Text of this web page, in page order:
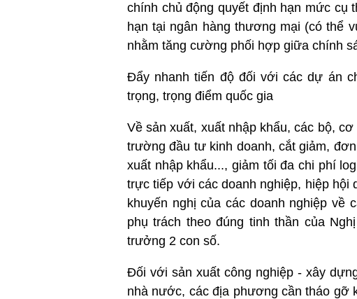
chính chủ động quyết định hạn mức
hạn tại ngân hàng thương mại (có thể
nhằm tăng cường phối hợp giữa chính
Đẩy nhanh tiến độ đối với các dự án
trọng, trọng điểm quốc gia
Về sản xuất, xuất nhập khẩu, các bộ,
trường đầu tư kinh doanh, cắt giảm,
xuất nhập khẩu..., giảm tối đa chi phí
trực tiếp với các doanh nghiệp, hiệp hội
khuyến nghị của các doanh nghiệp
phụ trách theo đúng tinh thần của
trưởng 2 con số.
Đối với sản xuất công nghiệp - xây
nhà nước, các địa phương cần tháo gỡ